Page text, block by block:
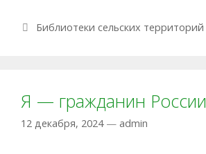
Рубрики
Библиотеки сельских территорий
Я — гражданин России
12 декабря, 2024 — admin